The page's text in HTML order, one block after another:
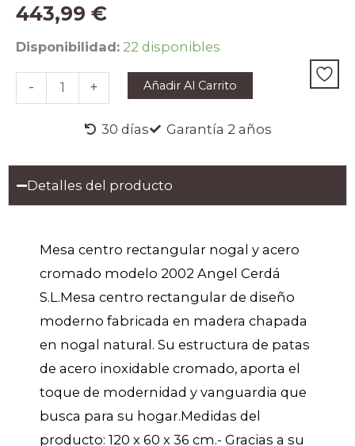
443,99 €
Disponibilidad: 22 disponibles
-
Mesa
centro
rectangular
nogal
y
+ Añadir Al Carrito
30 días Garantía 2 años
Detalles del producto
Mesa centro rectangular nogal y acero
cromado modelo 2002 Angel Cerdá
S.L.Mesa centro rectangular de diseño
moderno fabricada en madera chapada
en nogal natural. Su estructura de patas
de acero inoxidable cromado, aporta el
toque de modernidad y vanguardia que
busca para su hogar.Medidas del
producto: 120 x 60 x 36 cm.- Gracias a su